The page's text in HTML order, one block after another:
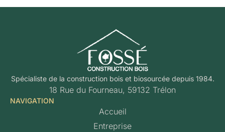
Spécialiste de la construction bois et biosourcée depuis 1984.
18 Rue du Fourneau, 59132 Trélon
NAVIGATION
Accueil
Entreprise